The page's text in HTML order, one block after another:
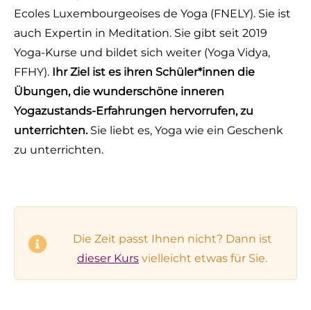
Ecoles Luxembourgeoises de Yoga (FNELY). Sie ist
auch Expertin in Meditation. Sie gibt seit 2019
Yoga-Kurse und bildet sich weiter (Yoga Vidya,
FFHY). Ihr Ziel ist es ihren Schüler*innen die
Übungen, die wunderschöne inneren
Yogazustands-Erfahrungen hervorrufen, zu
unterrichten.Sie liebt es, Yoga wie ein Geschenk
zu unterrichten.
Die Zeit passt Ihnen nicht? Dann ist
dieser Kurs vielleicht etwas für Sie.